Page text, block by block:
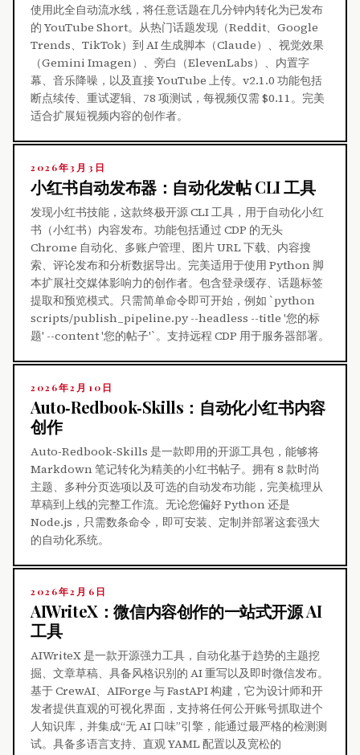
使用此全自动流水线，将任意话题在几分钟内转化为已发布
的 YouTube Short。从热门话题发现（Reddit、Google
Trends、TikTok）到 AI 生成脚本（Claude）、视觉效果
（Gemini Imagen）、旁白（ElevenLabs）、内置字
幕、音乐降噪，以及直接 YouTube 上传。v2.1.0 功能包括
断点续传、重试逻辑、78 项测试，每视频仅需 $0.11。完美
适合扩展短视频内容的创作者。
2026年3月3日
小红书自动发布器：自动化发帖 CLI 工具
发现小红书技能，这款终极开源 CLI 工具，用于自动化小红
书（小红书）内容发布。功能包括通过 CDP 的无头
Chrome 自动化、多账户管理、图片 URL 下载、内容搜
索、评论发布和分析数据导出。完美适用于使用 Python 脚
本扩展社交媒体影响力的创作者。包含登录缓存、话题标签
提取和预览模式。只需简单命令即可开始，例如 `python
scripts/publish_pipeline.py --headless --title '您的标
题' --content '您的帖子'`。支持远程 CDP 用于服务器部署。
2026年2月10日
Auto‑Redbook‑Skills：自动化小红书内容
创作
Auto‑Redbook‑Skills 是一款即用的开源工具包，能够将
Markdown 笔记转化为精美的小红书帖子。拥有 8 款时尚
主题、多种分页选项以及可选的自动发布功能，完美梳理从
草稿到上线的完整工作流。无论您偏好 Python 还是
Node.js，只需数条命令，即可安装、定制并部署这套强大
的自动化系统。
2026年2月6日
AIWriteX：微信内容创作的一站式开源 AI
工具
AIWriteX 是一款开源强力工具，自动化基于趋势的主题挖
掘、文章草稿、具备风格识别的 AI 重写以及即时微信发布。
基于 CrewAI、AIForge 与 FastAPI 构建，它为设计师和开
发者提供直观的可视化界面，支持将任何公开账号抓取进个
人知识库，并集成“无 AI 口味”引擎，能通过最严格的检测测
试。具备多语言支持、直观 YAML 配置以及宽松的